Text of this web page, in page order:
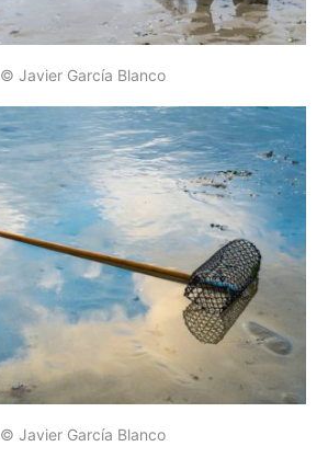
© Javier García Blanco
© Javier García Blanco